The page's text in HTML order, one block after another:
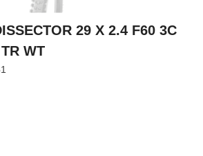
29 X 2.4 F60 3C
WT